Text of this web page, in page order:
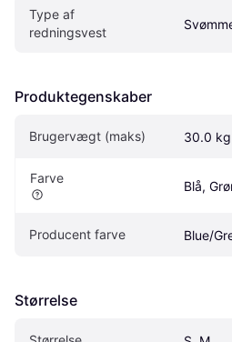
Type af
redningsvest
Produktegenskaber
Brugervægt (maks) 30.0 kg
Farve
Blå,
Producent farve Blue/
Størrelse